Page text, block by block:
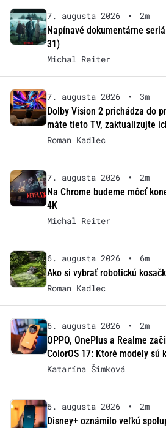
7. augusta 2026 •
2m
Napínavé dokumentárne
31)
Michal Reiter
7. augusta 2026 •
3m
Dolby Vision 2 prichádza do
máte tieto TV, zaktualizujte
Roman Kadlec
7. augusta 2026 •
2m
Na Chrome budeme môcť
4K
Michal Reiter
6. augusta 2026 •
6m
Ako si vybrať robotickú
Roman Kadlec
6. augusta 2026 •
2m
OPPO, OnePlus a Realme
ColorOS 17: Ktoré modely sú
Katarína Šimková
6. augusta 2026 •
2m
Disney+ oznámilo veľkú